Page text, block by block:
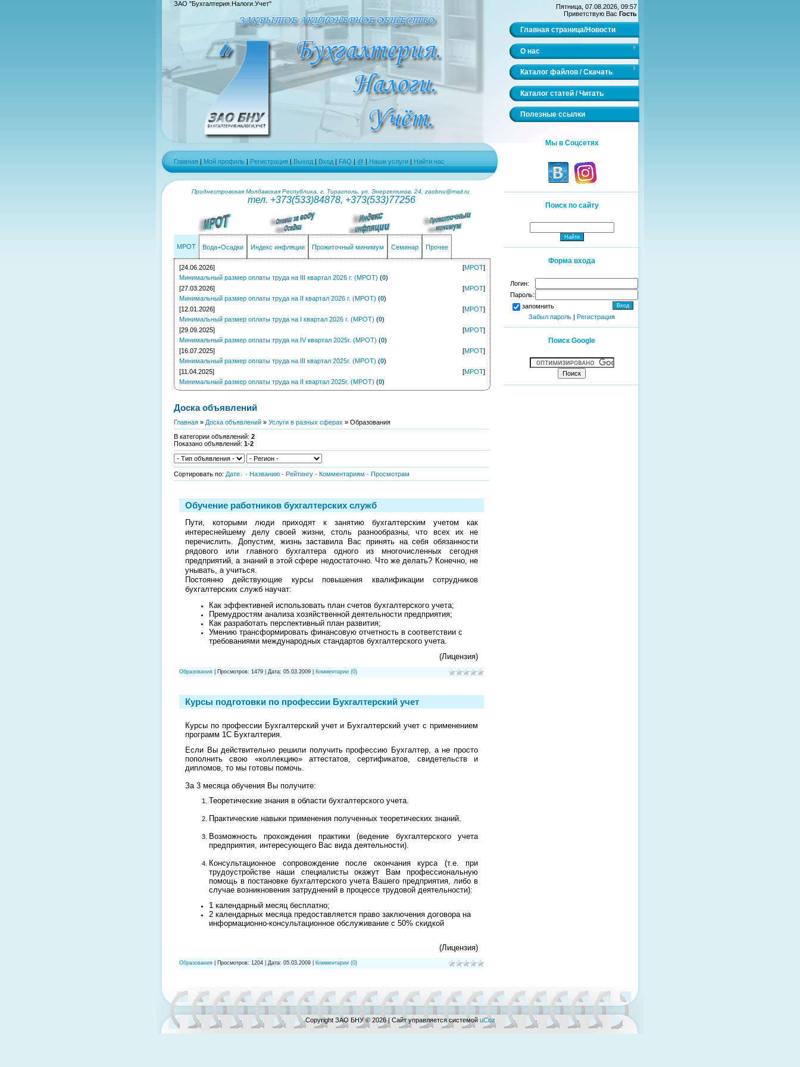
ЗАО "Бухгалтерия.Налоги.Учет"
Главная | Мой профиль | Регистрация | Выход | Вход | FAQ | @ | Наши услуги | Найти нас
Приднестровская Молдавская Республика, г. Тирасполь, ул. Энергетиков, 24, zaobnu@mail.ru
тел. +373(533)84878, +373(533)77256
МРОТ Вода+Осадки Индекс инфляции Прожиточный минимум Семинар Прочее
[24.06.2026] [МРОТ]
Минимальный размер оплаты труда на III квартал 2026 г. (МРОТ) (0)
[27.03.2026]
[МРОТ]
Минимальный размер оплаты труда на II квартал 2026 г. (МРОТ) (0)
[12.01.2026]
[МРОТ]
Минимальный размер оплаты труда на I квартал 2026 г. (МРОТ) (0)
[29.09.2025]
[МРОТ]
Минимальный размер оплаты труда на IV квартал 2025г. (МРОТ) (0)
[16.07.2025]
[МРОТ]
Минимальный размер оплаты труда на III квартал 2025г. (МРОТ) (0)
[11.04.2025]
[МРОТ]
Минимальный размер оплаты труда на II квартал 2025г. (МРОТ) (0)
Доска объявлений
Главная » Доска объявлений » Услуги в разных сферах » Образования
В категории объявлений: 2
Показано объявлений: 1-2
Сортировать по: Дате · Названию · Рейтингу · Комментариям · Просмотрам
Обучение работников бухгалтерских служб
Пути, которыми люди приходят к занятию бухгалтерским учетом как
интереснейшему делу своей жизни, столь разнообразны, что всех их не
перечислить. Допустим, жизнь заставила Вас принять на себя обязанности
рядового или главного бухгалтера одного из многочисленных сегодня
предприятий, а знаний в этой сфере недостаточно. Что же делать? Конечно, не
унывать, а учиться.
Постоянно действующие курсы повышения квалификации сотрудников
бухгалтерских служб научат:
Как эффективней использовать план счетов бухгалтерского учета;
Премудростям анализа хозяйственной деятельности предприятия;
Как разработать перспективный план развития;
Умению трансформировать финансовую отчетность в соответствии с
требованиями международных стандартов бухгалтерского учета.
(Лицензия)
Образования | Просмотров: 1479 | Дата: 05.03.2009 Комментарии (0)
Курсы подготовки по профессии Бухгалтерский учет
Курсы по профессии Бухгалтерский учет и Бухгалтерский учет с применением
программ 1С Бухгалтерия.
Если Вы действительно решили получить профессию Бухгалтер, а не просто
пополнить свою «коллекцию» аттестатов, сертификатов, свидетельств и
дипломов, то мы готовы помочь.
За 3 месяца обучения Вы получите:
Теоретические знания в области бухгалтерского учета.
Практические навыки применения полученных теоретических знаний.
Возможность прохождения практики (ведение бухгалтерского учета
предприятия, интересующего Вас вида деятельности).
Консультационное сопровождение после окончания курса (т.е. при
трудоустройстве наши специалисты окажут Вам профессиональную
помощь в постановке бухгалтерского учета Вашего предприятия, либо в
случае возникновения затруднений в процессе трудовой деятельности):
1 календарный месяц бесплатно;
2 календарных месяца предоставляется право заключения договора на
информационно-консультационное обслуживание с 50% скидкой
(Лицензия)
Образования | Просмотров: 1204 | Дата: 05.03.2009 Комментарии (0)
Пятница, 07.08.2026, 09:57
Приветствую Вас Гость
Главная страница/Новости
О нас
Каталог файлов / Скачать
Каталог статей / Читать
Полезные ссылки
Мы в Соцсетях
Поиск по сайту
Форма входа
Логин:
Пароль:
запомнить
Забыл пароль | Регистрация
Поиск Google
Copyright ЗАО БНУ © 2026| Сайт управляется системой uCoz